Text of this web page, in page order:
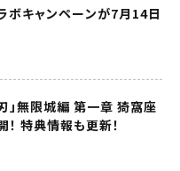
ボキャンペーンが7月14日
」無限城編 第一章 猗窩座
特典情報も更新！